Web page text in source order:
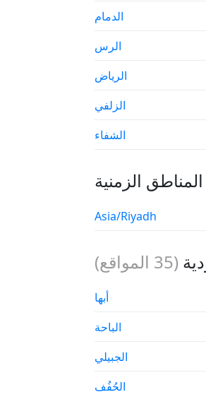
الدمام
الرس
الرياض
الزلفي
الشفاء
Asia/Riyadh
(
35 المواقع)
أبها
الباحة
الجبيلي
الحُفُف